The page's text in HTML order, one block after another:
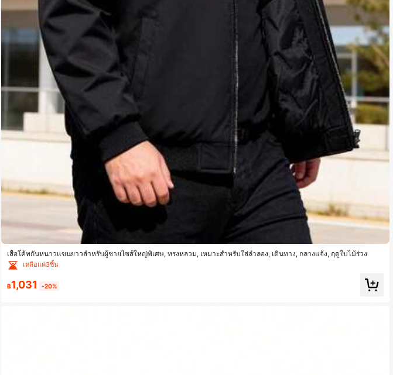
เสื้อโค้ทกันหนาวแขนยาวสำหรับผู้ชายไซส์ใหญ่พิเศษ, ทรงหลวม, เหมาะสำหรับใส่ลำลอง, เดินทาง, กลางแจ้ง, ฤดูใบไม้ร่วง
เหลือแค่3ชิ้น
฿1,031 -20%